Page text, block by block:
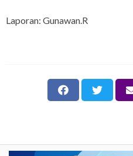
Laporan: Gunawan.R